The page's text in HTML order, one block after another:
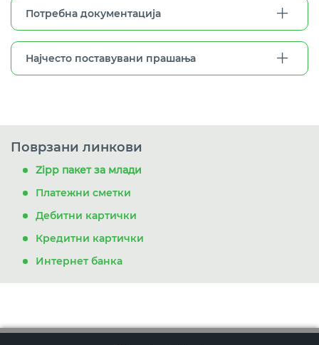
Потребна документација
Најчесто поставувани прашања
Поврзани линкови
Zipp пакет за млади
Платежни сметки
Дебитни картички
Кредитни картички
Интернет банка